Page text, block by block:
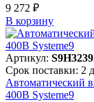
9 272 ₽
В корзинy
Артикул:
Срок поставки: 2
Автоматический
400В Systeme9